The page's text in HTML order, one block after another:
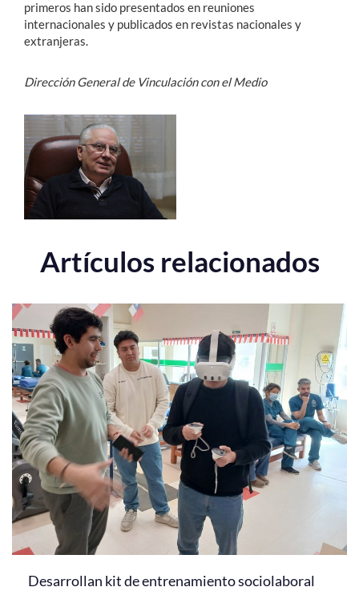
primeros han sido presentados en reuniones
internacionales y publicados en revistas nacionales y
extranjeras.
Dirección General de Vinculación con el Medio
Artículos relacionados
Desarrollan kit de entrenamiento sociolaboral